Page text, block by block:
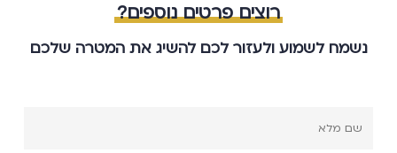
רוצים פרטים נוספים?
נשמח לשמוע ולעזור לכם להשיג את המטרה שלכם